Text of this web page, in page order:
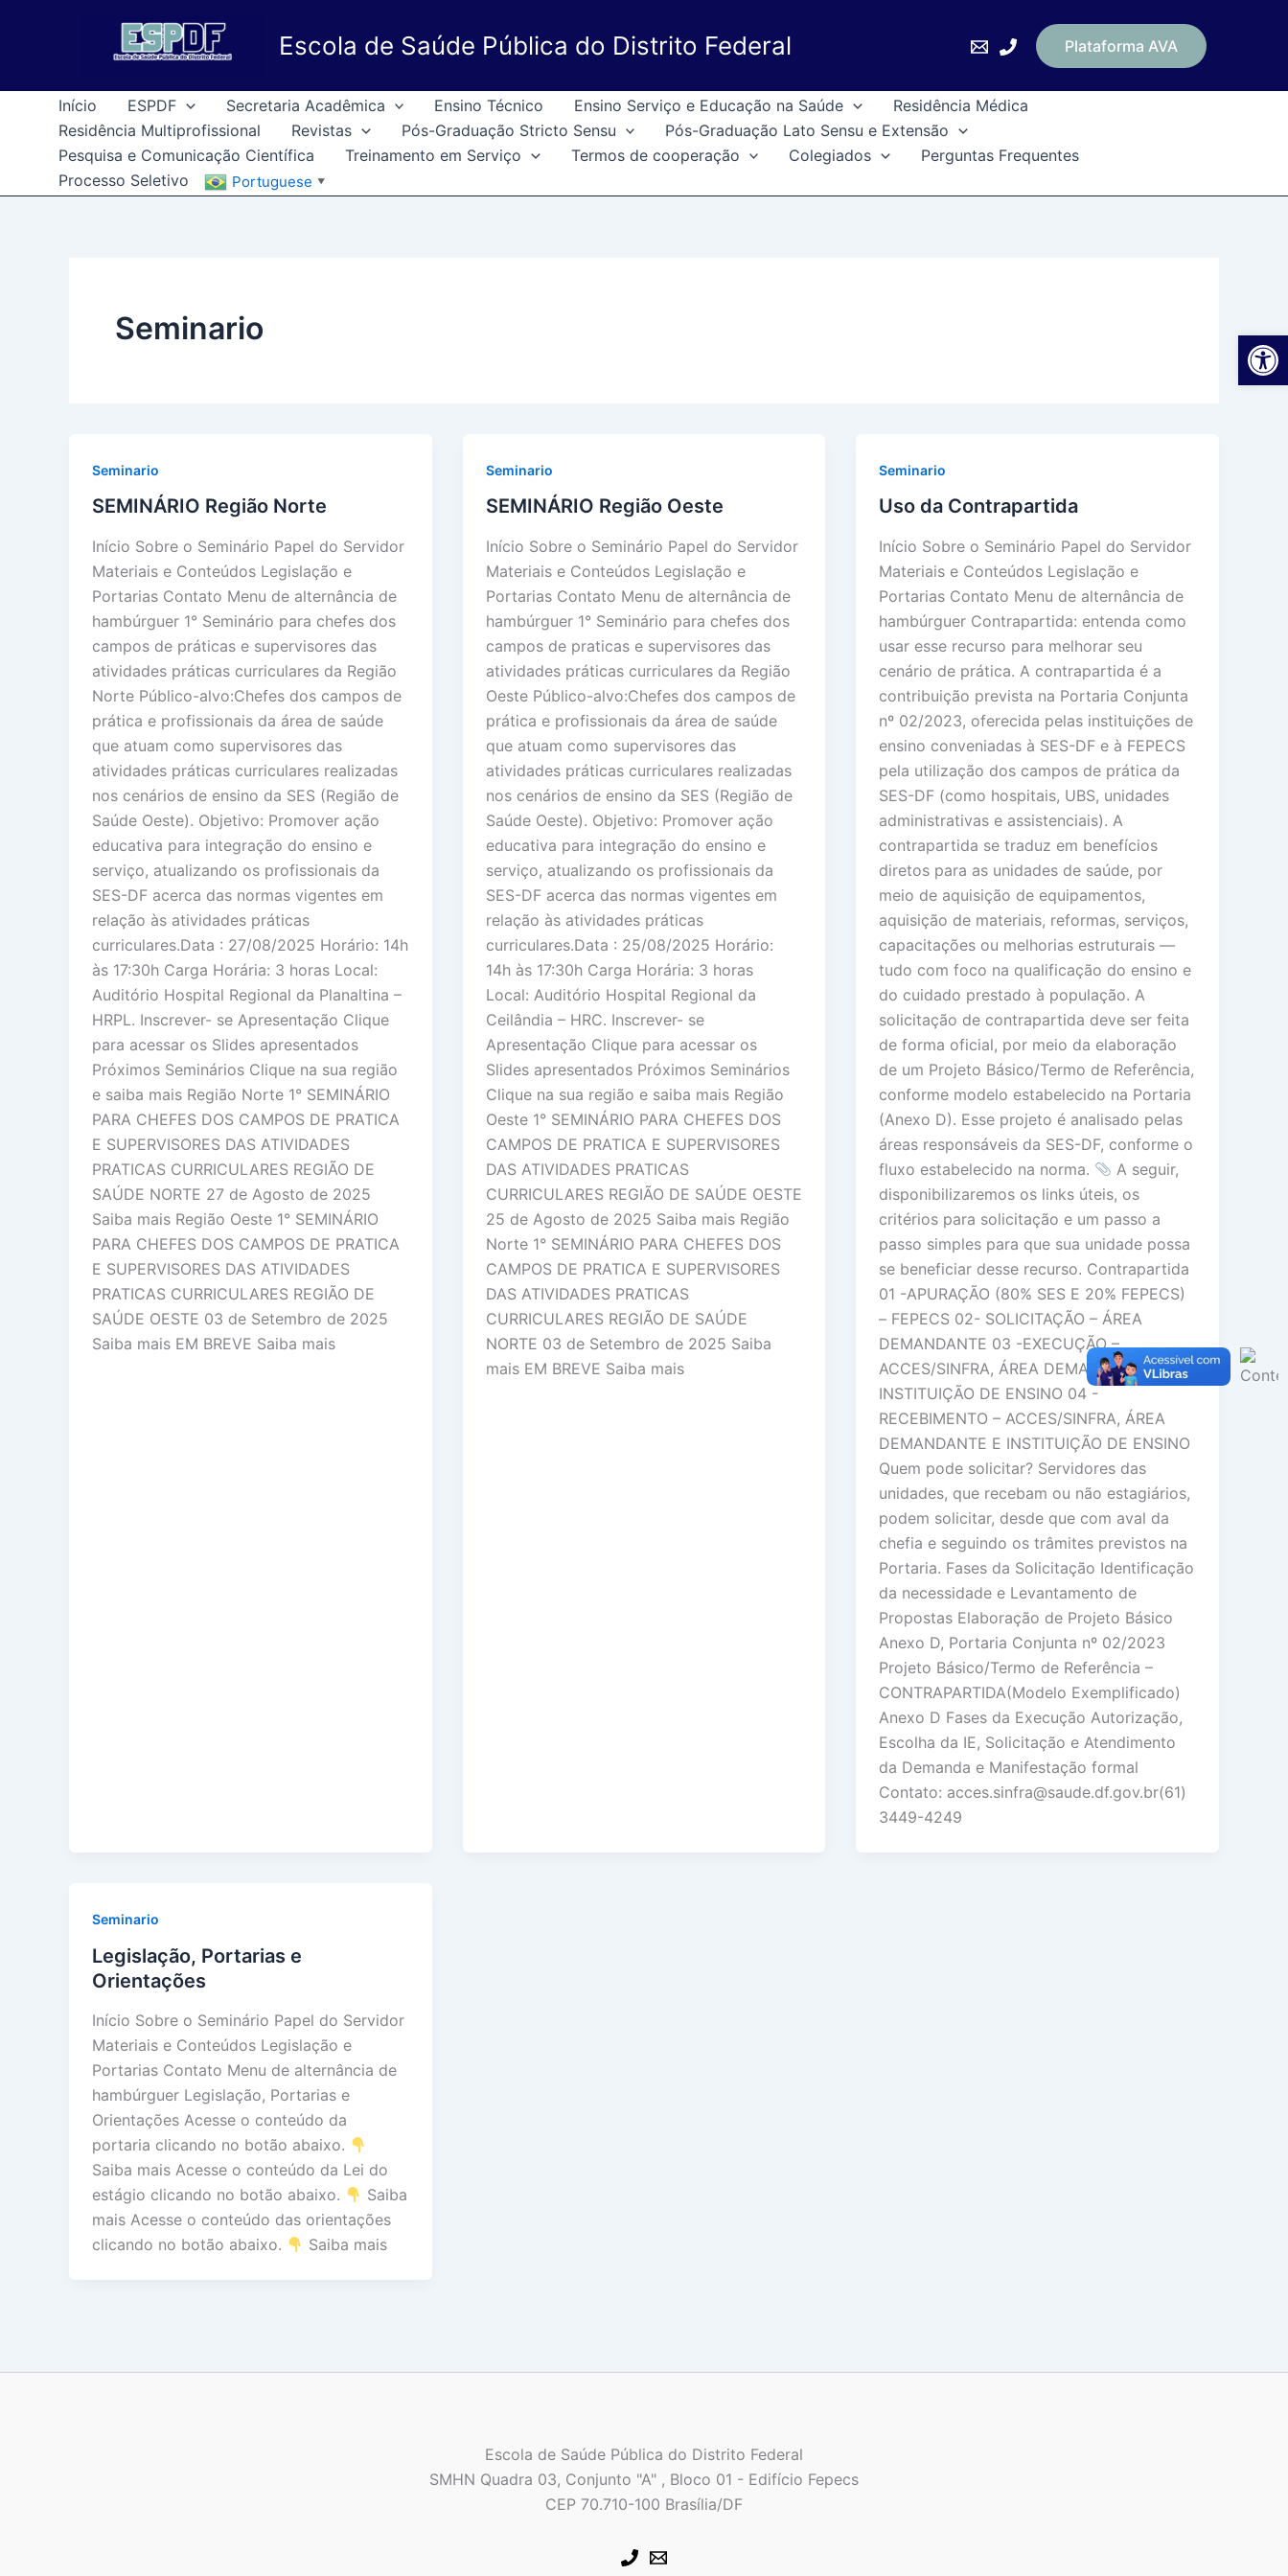
conteúdo
Escola de Saúde Pública do Distrito Federal Plataforma AVA
Início ESPDF Secretaria Acadêmica Ensino Técnico Ensino Serviço e Educação na Saúde
Residência Médica
Residência Multiprofissional
Revistas Pós-Graduação Stricto Sensu
Pós-Graduação Lato Sensu e Extensão
Pesquisa e Comunicação Científica
Treinamento em Serviço Termos de cooperação Colegiados
Perguntas Frequentes
Processo Seletivo
Portuguese ▼
Seminario
Seminario
SEMINÁRIO Região Norte
Início Sobre o Seminário Papel do Servidor
Materiais e Conteúdos Legislação e
Portarias Contato Menu de alternância de
hambúrguer 1° Seminário para chefes dos
campos de práticas e supervisores das
atividades práticas curriculares da Região
Norte Público-alvo:Chefes dos campos de
prática e profissionais da área de saúde
que atuam como supervisores das
atividades práticas curriculares realizadas
nos cenários de ensino da SES (Região de
Saúde Oeste). Objetivo: Promover ação
educativa para integração do ensino e
serviço, atualizando os profissionais da
SES-DF acerca das normas vigentes em
relação às atividades práticas
curriculares.Data : 27/08/2025 Horário: 14h
às 17:30h Carga Horária: 3 horas Local:
Auditório Hospital Regional da Planaltina –
HRPL. Inscrever- se Apresentação Clique
para acessar os Slides apresentados
Próximos Seminários Clique na sua região
e saiba mais Região Norte 1° SEMINÁRIO
PARA CHEFES DOS CAMPOS DE PRATICA
E SUPERVISORES DAS ATIVIDADES
PRATICAS CURRICULARES REGIÃO DE
SAÚDE NORTE 27 de Agosto de 2025
Saiba mais Região Oeste 1° SEMINÁRIO
PARA CHEFES DOS CAMPOS DE PRATICA
E SUPERVISORES DAS ATIVIDADES
PRATICAS CURRICULARES REGIÃO DE
SAÚDE OESTE 03 de Setembro de 2025
Saiba mais EM BREVE Saiba mais
Seminario
SEMINÁRIO Região Oeste
Início Sobre o Seminário Papel do Servidor
Materiais e Conteúdos Legislação e
Portarias Contato Menu de alternância de
hambúrguer 1° Seminário para chefes dos
campos de praticas e supervisores das
atividades práticas curriculares da Região
Oeste Público-alvo:Chefes dos campos de
prática e profissionais da área de saúde
que atuam como supervisores das
atividades práticas curriculares realizadas
nos cenários de ensino da SES (Região de
Saúde Oeste). Objetivo: Promover ação
educativa para integração do ensino e
serviço, atualizando os profissionais da
SES-DF acerca das normas vigentes em
relação às atividades práticas
curriculares.Data : 25/08/2025 Horário:
14h às 17:30h Carga Horária: 3 horas
Local: Auditório Hospital Regional da
Ceilândia – HRC. Inscrever- se
Apresentação Clique para acessar os
Slides apresentados Próximos Seminários
Clique na sua região e saiba mais Região
Oeste 1° SEMINÁRIO PARA CHEFES DOS
CAMPOS DE PRATICA E SUPERVISORES
DAS ATIVIDADES PRATICAS
CURRICULARES REGIÃO DE SAÚDE OESTE
25 de Agosto de 2025 Saiba mais Região
Norte 1° SEMINÁRIO PARA CHEFES DOS
CAMPOS DE PRATICA E SUPERVISORES
DAS ATIVIDADES PRATICAS
CURRICULARES REGIÃO DE SAÚDE
NORTE 03 de Setembro de 2025 Saiba
mais EM BREVE Saiba mais
Seminario
Uso da Contrapartida
Início Sobre o Seminário Papel do Servidor
Materiais e Conteúdos Legislação e
Portarias Contato Menu de alternância de
hambúrguer Contrapartida: entenda como
usar esse recurso para melhorar seu
cenário de prática. A contrapartida é a
contribuição prevista na Portaria Conjunta
nº 02/2023, oferecida pelas instituições de
ensino conveniadas à SES-DF e à FEPECS
pela utilização dos campos de prática da
SES-DF (como hospitais, UBS, unidades
administrativas e assistenciais). A
contrapartida se traduz em benefícios
diretos para as unidades de saúde, por
meio de aquisição de equipamentos,
aquisição de materiais, reformas, serviços,
capacitações ou melhorias estruturais —
tudo com foco na qualificação do ensino e
do cuidado prestado à população. A
solicitação de contrapartida deve ser feita
de forma oficial, por meio da elaboração
de um Projeto Básico/Termo de Referência,
conforme modelo estabelecido na Portaria
(Anexo D). Esse projeto é analisado pelas
áreas responsáveis da SES-DF, conforme o
fluxo estabelecido na norma.
A seguir,
disponibilizaremos os links úteis, os
critérios para solicitação e um passo a
passo simples para que sua unidade possa
se beneficiar desse recurso. Contrapartida
01 -APURAÇÃO (80% SES E 20% FEPECS)
– FEPECS 02- SOLICITAÇÃO – ÁREA
DEMANDANTE 03 -EXECUÇÃO –
ACCES/SINFRA, ÁREA DEMANDANTE E
INSTITUIÇÃO DE ENSINO 04 -
RECEBIMENTO – ACCES/SINFRA, ÁREA
DEMANDANTE E INSTITUIÇÃO DE ENSINO
Quem pode solicitar? Servidores das
unidades, que recebam ou não estagiários,
podem solicitar, desde que com aval da
chefia e seguindo os trâmites previstos na
Portaria. Fases da Solicitação Identificação
da necessidade e Levantamento de
Propostas Elaboração de Projeto Básico
Anexo D, Portaria Conjunta nº 02/2023
Projeto Básico/Termo de Referência –
CONTRAPARTIDA(Modelo Exemplificado)
Anexo D Fases da Execução Autorização,
Escolha da IE, Solicitação e Atendimento
da Demanda e Manifestação formal
Contato: acces.sinfra@saude.df.gov.br(61)
3449-4249
Seminario
Legislação, Portarias e
Orientações
Início Sobre o Seminário Papel do Servidor
Materiais e Conteúdos Legislação e
Portarias Contato Menu de alternância de
hambúrguer Legislação, Portarias e
Orientações Acesse o conteúdo da
portaria clicando no botão abaixo.
Saiba mais Acesse o conteúdo da Lei do
estágio clicando no botão abaixo.
Saiba
mais Acesse o conteúdo das orientações
clicando no botão abaixo.
Saiba mais
Escola de Saúde Pública do Distrito Federal
SMHN Quadra 03, Conjunto "A" , Bloco 01 - Edifício Fepecs
CEP 70.710-100 Brasília/DF